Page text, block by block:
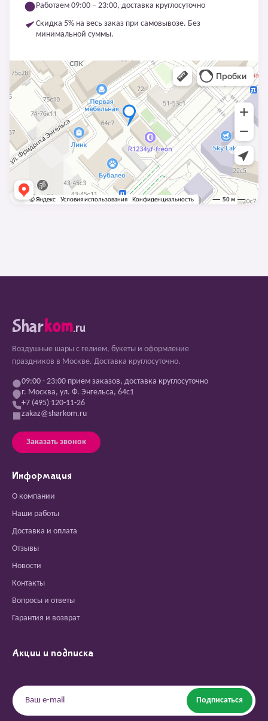
Работаем 09:00 – 23:00, доставка круглосуточно
Скидка 5% на весь заказ при самовывозе. Без
минимальной суммы.
Sharkom.ru
Воздушные шары с гелием, букеты и оформление
праздников в Москве. Доставка круглосуточно.
09:00 - 23:00 прием заказов, доставка круглосуточно
г. Москва, ул. Ф. Энгельса, 64с1
+7 (495) 120-11-26
zakaz@sharkom.ru
Заказать звонок
Информация
О компании
Наши работы
Доставка и оплата
Отзывы
Новости
Контакты
Вопросы и ответы
Гарантия и возврат
Акции и подписка
Подписаться